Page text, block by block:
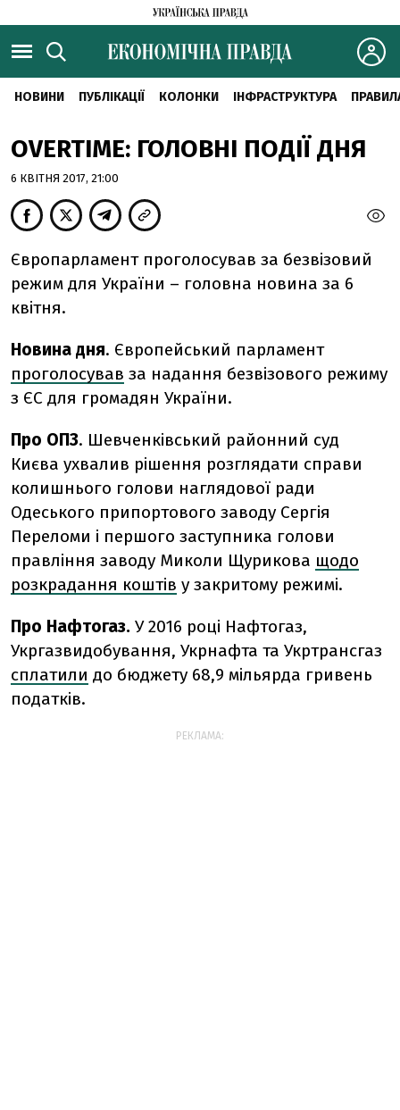
НОВИНИ ПУБЛІКАЦІЇ КОЛОНКИ ІНФРАСТРУКТУРА
OVERTIME: ГОЛОВНІ ПОДІЇ ДНЯ
6 КВІТНЯ 2017, 21:00
Європарламент проголосував за безвізовий
режим для України – головна новина за 6
квітня.
Новина дня. Європейський парламент
проголосував за надання безвізового режиму
з ЄС для громадян України.
Про ОПЗ. Шевченківський районний суд
Києва ухвалив рішення розглядати справи
колишнього голови наглядової ради
Одеського припортового заводу Сергія
Переломи і першого заступника голови
правління заводу Миколи Щурикова щодо
розкрадання коштів у закритому режимі.
Про Нафтогаз. У 2016 році Нафтогаз,
Укргазвидобування, Укрнафта та Укртрансгаз
сплатили до бюджету 68,9 мільярда гривень
податків.
РЕКЛАМА: